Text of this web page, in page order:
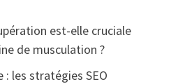
est-elle cruciale
de musculation ?
les stratégies SEO